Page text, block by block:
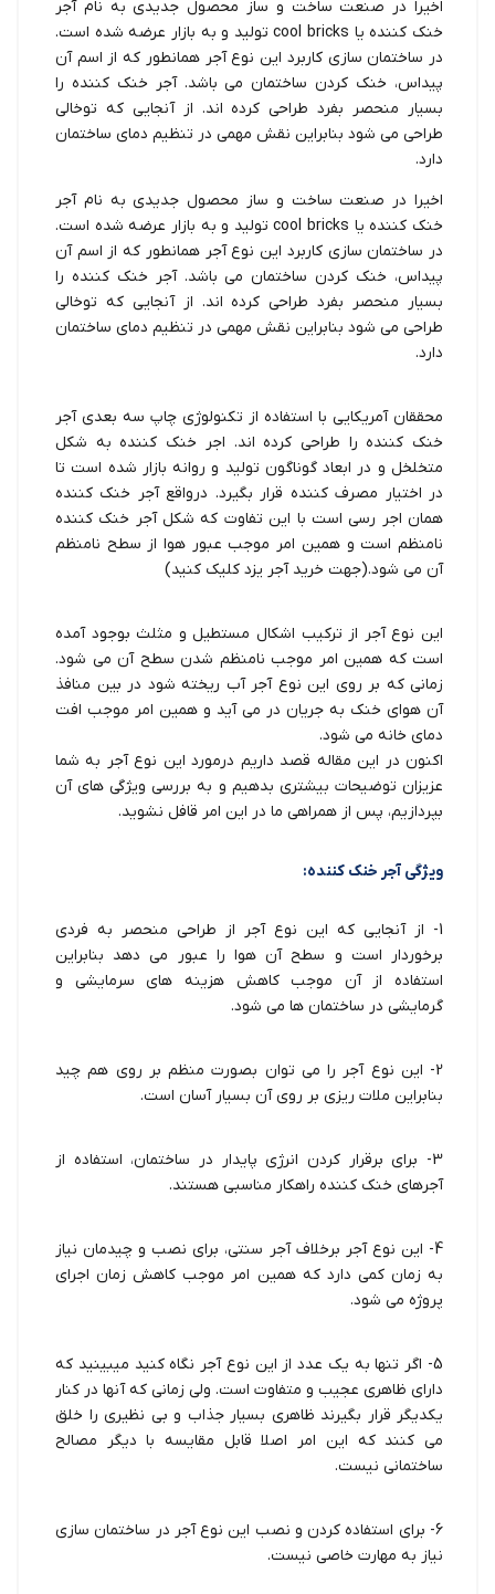
اخیرا در صنعت ساخت و ساز محصول جدیدی به نام آجر
خنک کننده یا cool bricks تولید و به بازار عرضه شده است.
در ساختمان سازی کاربرد این نوع آجر همانطور که از اسم آن
پیداس، خنک کردن ساختمان می باشد. آجر خنک کننده را
بسیار منحصر بفرد طراحی کرده اند. از آنجایی که توخالی
طراحی می شود بنابراین نقش مهمی در تنظیم دمای ساختمان
دارد.
اخیرا در صنعت ساخت و ساز محصول جدیدی به نام آجر
خنک کننده یا cool bricks تولید و به بازار عرضه شده است.
در ساختمان سازی کاربرد این نوع آجر همانطور که از اسم آن
پیداس، خنک کردن ساختمان می باشد. آجر خنک کننده را
بسیار منحصر بفرد طراحی کرده اند. از آنجایی که توخالی
طراحی می شود بنابراین نقش مهمی در تنظیم دمای ساختمان
دارد.
محققان آمریکایی با استفاده از تکنولوژی چاپ سه بعدی آجر
خنک کننده را طراحی کرده اند. اجر خنک کننده به شکل
متخلخل و در ابعاد گوناگون تولید و روانه بازار شده است تا
در اختیار مصرف کننده قرار بگیرد. درواقع آجر خنک کننده
همان اجر رسی است با این تفاوت که شکل آجر خنک کننده
نامنظم است و همین امر موجب عبور هوا از سطح نامنظم
آن می شود.(جهت خرید آجر یزد کلیک کنید)
این نوع آجر از ترکیب اشکال مستطیل و مثلث بوجود آمده
است که همین امر موجب نامنظم شدن سطح آن می شود.
زمانی که بر روی این نوع آجر آب ریخته شود در بین منافذ
آن هوای خنک به جریان در می آید و همین امر موجب افت
دمای خانه می شود.
اکنون در این مقاله قصد داریم درمورد این نوع آجر به شما
عزیزان توضیحات بیشتری بدهیم و به بررسی ویژگی های آن
بپردازیم، پس از همراهی ما در این امر قافل نشوید.
ویژگی آجر خنک کننده:
1- از آنجایی که این نوع آجر از طراحی منحصر به فردی
برخوردار است و سطح آن هوا را عبور می دهد بنابراین
استفاده از آن موجب کاهش هزینه های سرمایشی و
گرمایشی در ساختمان ها می شود.
2- این نوع آجر را می توان بصورت منظم بر روی هم چید
بنابراین ملات ریزی بر روی آن بسیار آسان است.
3- برای برقرار کردن انرژی پایدار در ساختمان، استفاده از
آجرهای خنک کننده راهکار مناسبی هستند.
4- این نوع آجر برخلاف آجر سنتی، برای نصب و چیدمان نیاز
به زمان کمی دارد که همین امر موجب کاهش زمان اجرای
پروژه می شود.
5- اگر تنها به یک عدد از این نوع آجر نگاه کنید میبینید که
دارای ظاهری عجیب و متفاوت است. ولی زمانی که آنها در کنار
یکدیگر قرار بگیرند ظاهری بسیار جذاب و بی نظیری را خلق
می کنند که این امر اصلا قابل مقایسه با دیگر مصالح
ساختمانی نیست.
6- برای استفاده کردن و نصب این نوع آجر در ساختمان سازی
نیاز به مهارت خاصی نیست.